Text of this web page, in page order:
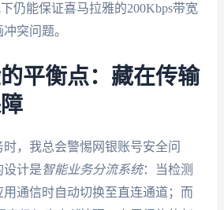
仍能保证喜马拉雅的200Kbps带宽
突问题。
平衡点：藏在传输
，我总会警惕网银账号安全问
设计是智能业务分流系统：当检测
通信时自动切换至直连通道；而